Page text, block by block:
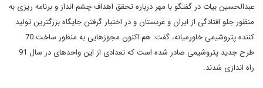
عبدالحسین بیات در گفتگو با مهر درباره تحقق اهداف چشم انداز و برنامه ریزی به
منظور جلو افتادگی از ایران و عربستان و در اختیار گرفتن جایگاه بزرگترین تولید
کننده پتروشیمی خاورمیانه، گفت: هم اکنون مجوزهایی به منظور ساخت 70
طرح جدید پتروشیمی صادر شده است که تعدادی از این واحدهای در سال 91
راه اندازی شدند.